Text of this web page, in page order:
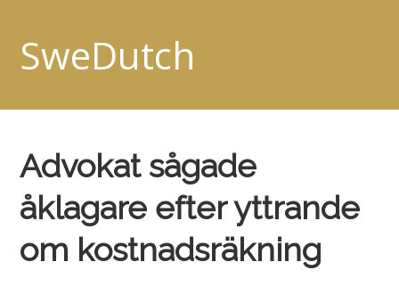
SweDutch
Advokat sågade
åklagare efter yttrande
om kostnadsräkning